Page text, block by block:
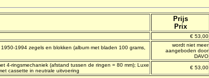
Prijs
Prix
€ 53,00
1994 zegels en blokken (album met bladen 100 grams,
wordt niet meer
aangeboden door
DAVO
4-ringsmechaniek (afstand tussen de ringen = 80 mm); Luxe
cassette in neutrale uitvoering
€ 53,00